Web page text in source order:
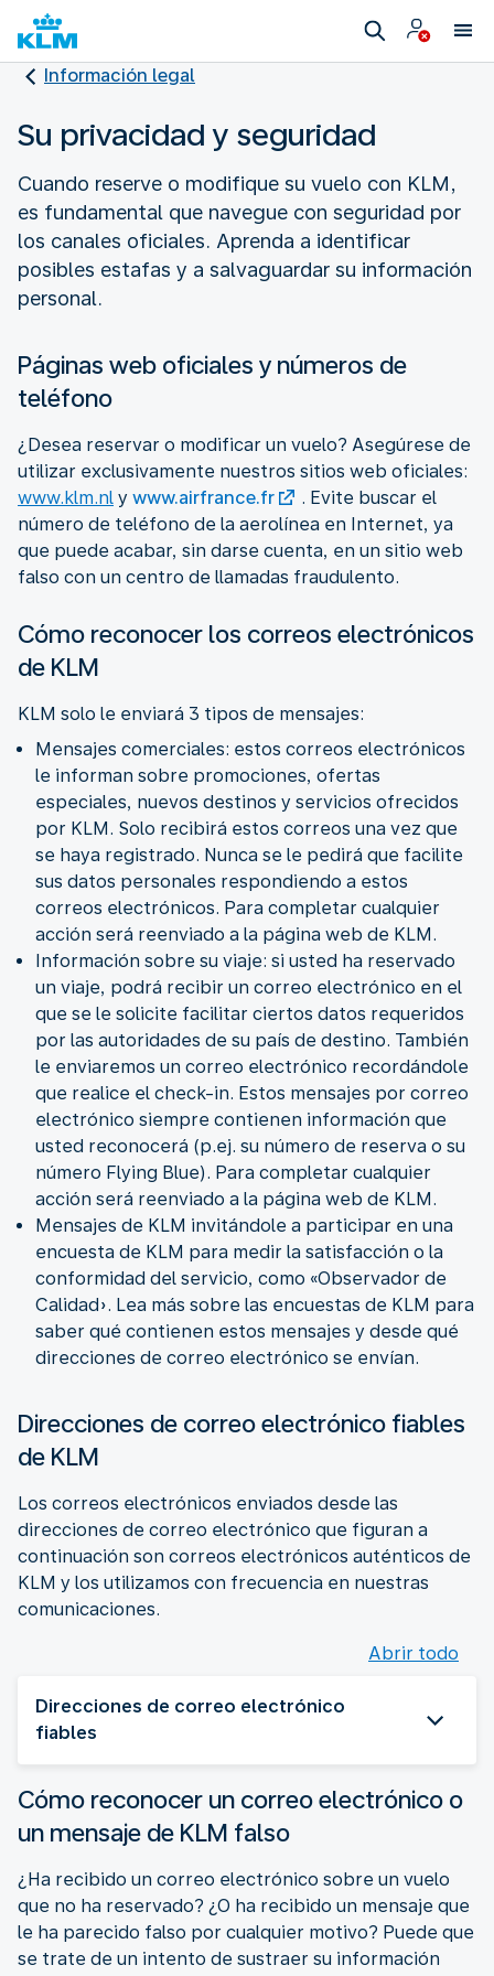
Información legal
Su privacidad y seguridad
Cuando reserve o modifique su vuelo con KLM,
es fundamental que navegue con seguridad por
los canales oficiales. Aprenda a identificar
posibles estafas y a salvaguardar su información
personal.
Páginas web oficiales y números de
teléfono
¿Desea reservar o modificar un vuelo? Asegúrese de
utilizar exclusivamente nuestros sitios web oficiales:
www.klm.nl y www.airfrance.fr
. Evite buscar el
número de teléfono de la aerolínea en Internet, ya
que puede acabar, sin darse cuenta, en un sitio web
falso con un centro de llamadas fraudulento.
Cómo reconocer los correos electrónicos
de KLM
KLM solo le enviará 3 tipos de mensajes:
Mensajes comerciales: estos correos electrónicos
le informan sobre promociones, ofertas
especiales, nuevos destinos y servicios ofrecidos
por KLM. Solo recibirá estos correos una vez que
se haya registrado. Nunca se le pedirá que facilite
sus datos personales respondiendo a estos
correos electrónicos. Para completar cualquier
acción será reenviado a la página web de KLM.
Información sobre su viaje: si usted ha reservado
un viaje, podrá recibir un correo electrónico en el
que se le solicite facilitar ciertos datos requeridos
por las autoridades de su país de destino. También
le enviaremos un correo electrónico recordándole
que realice el check-in. Estos mensajes por correo
electrónico siempre contienen información que
usted reconocerá (p.ej. su número de reserva o su
número Flying Blue). Para completar cualquier
acción será reenviado a la página web de KLM.
Mensajes de KLM invitándole a participar en una
encuesta de KLM para medir la satisfacción o la
conformidad del servicio, como «Observador de
Calidad». Lea más sobre las encuestas de KLM para
saber qué contienen estos mensajes y desde qué
direcciones de correo electrónico se envían.
Direcciones de correo electrónico fiables
de KLM
Los correos electrónicos enviados desde las
direcciones de correo electrónico que figuran a
continuación son correos electrónicos auténticos de
KLM y los utilizamos con frecuencia en nuestras
comunicaciones.
Abrir todo
Direcciones de correo electrónico
fiables
Cómo reconocer un correo electrónico o
un mensaje de KLM falso
¿Ha recibido un correo electrónico sobre un vuelo
que no ha reservado? ¿O ha recibido un mensaje que
le ha parecido falso por cualquier motivo? Puede que
se trate de un intento de sustraer su información